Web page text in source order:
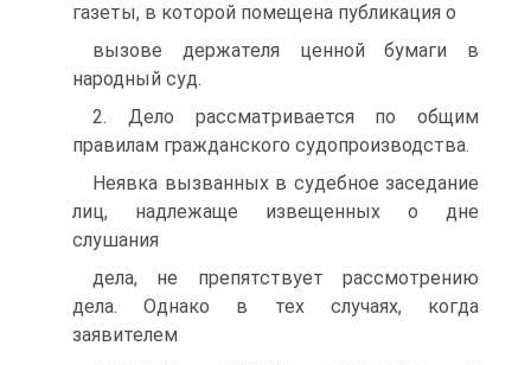
газеты, в которой помещена публикация о
вызове держателя ценной бумаги в
народный суд.
2. Дело рассматривается по общим
правилам гражданского судопроизводства.
Неявка вызванных в судебное заседание
лиц, надлежаще извещенных о дне
слушания
дела, не препятствует рассмотрению
дела. Однако в тех случаях, когда
заявителем